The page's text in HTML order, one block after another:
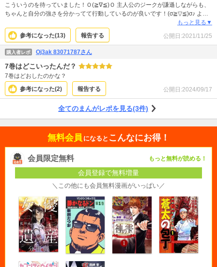
こういうのを待っていました！Ｏ(≧∇≦)Ｏ 主人公のジークが謙遜しながらも、
ちゃんと自分の強さを分かってて行動しているのが良いです！(σ≧▽≦)σ♪ よく
ある無自覚チート系（自分の強さを何故かひたすら認めない系）は見ててイラ
イラして余計なストレスMAXなのですけれど（笑）これはストレスなく気持ち
よく読めるので♪嬉しくて続きが早く読みたいですＯ(≧∇≦)Ｏ♪ もう一度言いま
す（嬉）《*≧∀≦》♪ こういうのを待っていました！Ｏ(≧∇≦)Ｏ♪
もっと見る▼
参考になった(13) 報告する 公開日:2021/11/25
購入者レポ Oj3ak 83071787さん
7巻はどこいったんだ？
7巻はどおしたのかな？
参考になった(2) 報告する 公開日:2024/09/17
全てのまんがレポを見る(3件)
無料会員 になると こんなにお得！
会員限定無料 もっと無料が読める！
会員登録で無料増量
＼この他にも会員無料漫画がいっぱい／